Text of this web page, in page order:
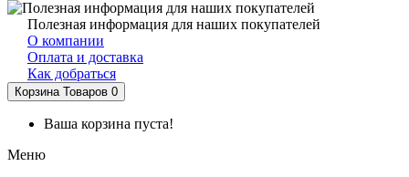
Полезная информация для наших покупателей
О компании
Оплата и доставка
Как добраться
Корзина Товаров 0
Ваша корзина пуста!
Меню